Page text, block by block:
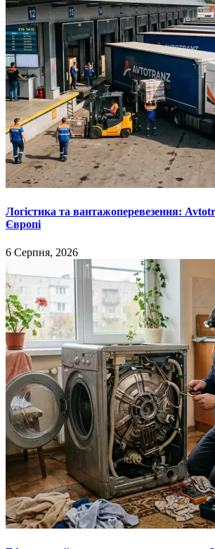
Логістика та вантажоперевезення:
Європі
6 Серпня, 2026